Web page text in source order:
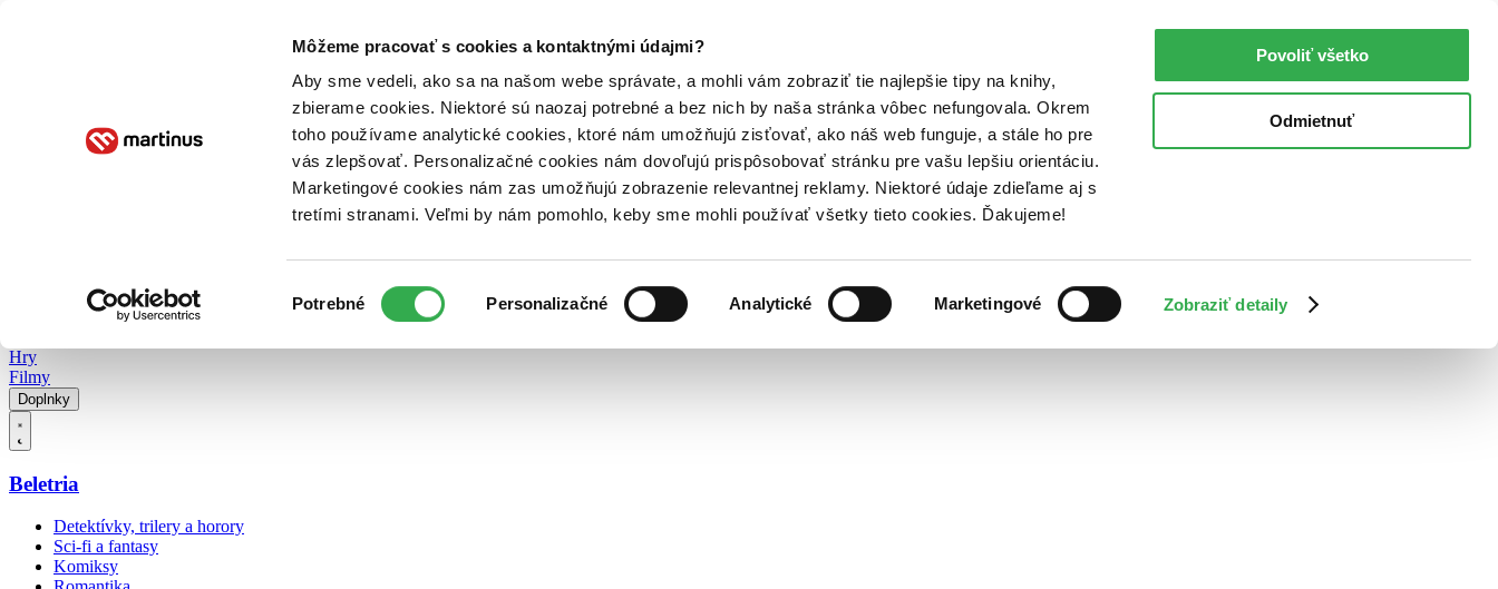
Môžeme pracovať s cookies a kontaktnými údajmi?
Aby sme vedeli, ako sa na našom webe správate, a mohli vám zobraziť tie najlepšie tipy na knihy,
zbierame cookies. Niektoré sú naozaj potrebné a bez nich by naša stránka vôbec nefungovala. Okrem
toho používame analytické cookies, ktoré nám umožňujú zisťovať, ako náš web funguje, a stále ho pre
vás zlepšovať. Personalizačné cookies nám dovoľujú prispôsobovať stránku pre vašu lepšiu orientáciu.
Marketingové cookies nám zas umožňujú zobrazenie relevantnej reklamy. Niektoré údaje zdieľame aj s
tretími stranami. Veľmi by nám pomohlo, keby sme mohli používať všetky tieto cookies. Ďakujeme!
súhlasu
Potrebné Personalizačné Analytické Marketingové Zobraziť detaily
Povoliť všetko
Odmietnuť
Poukážky Kontakt
Hry
Filmy
Doplnky
Beletria
Detektívky, trilery a horory
Sci-fi a fantasy
Komiksy